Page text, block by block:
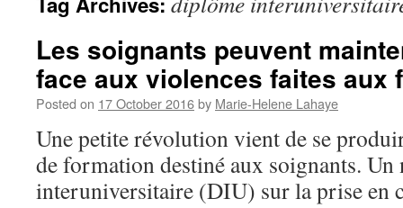
Les soignants peuvent
face aux violences faites aux
Posted on 17 October 2016by Marie-Helene Lahaye
Une petite révolution vient de se
de formation destiné aux soignants.
interuniversitaire (DIU) sur la prise en